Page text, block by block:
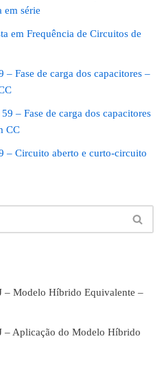
em série
em Frequência de Circuitos de
– Fase de carga dos capacitores –
– Fase de carga dos capacitores
CC
– Circuito aberto e curto-circuito
– Modelo Híbrido Equivalente –
– Aplicação do Modelo Híbrido